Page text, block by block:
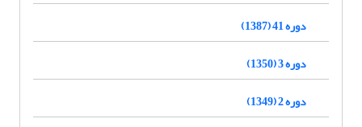
دوره 41 (1387)
دوره 3 (1350)
دوره 2 (1349)